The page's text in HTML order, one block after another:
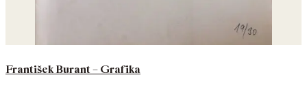
František Burant – Grafika